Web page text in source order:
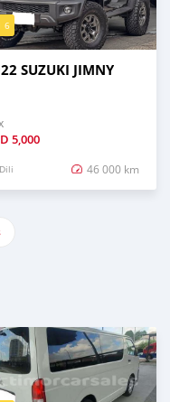
6
SUZUKI JIMNY
5,000
Dili 46 000 km